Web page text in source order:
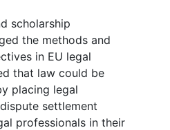
scholarship
the methods and
in EU legal
that law could be
placing legal
settlement
professionals in their